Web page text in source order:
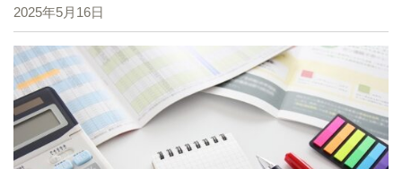
2025年5月16日